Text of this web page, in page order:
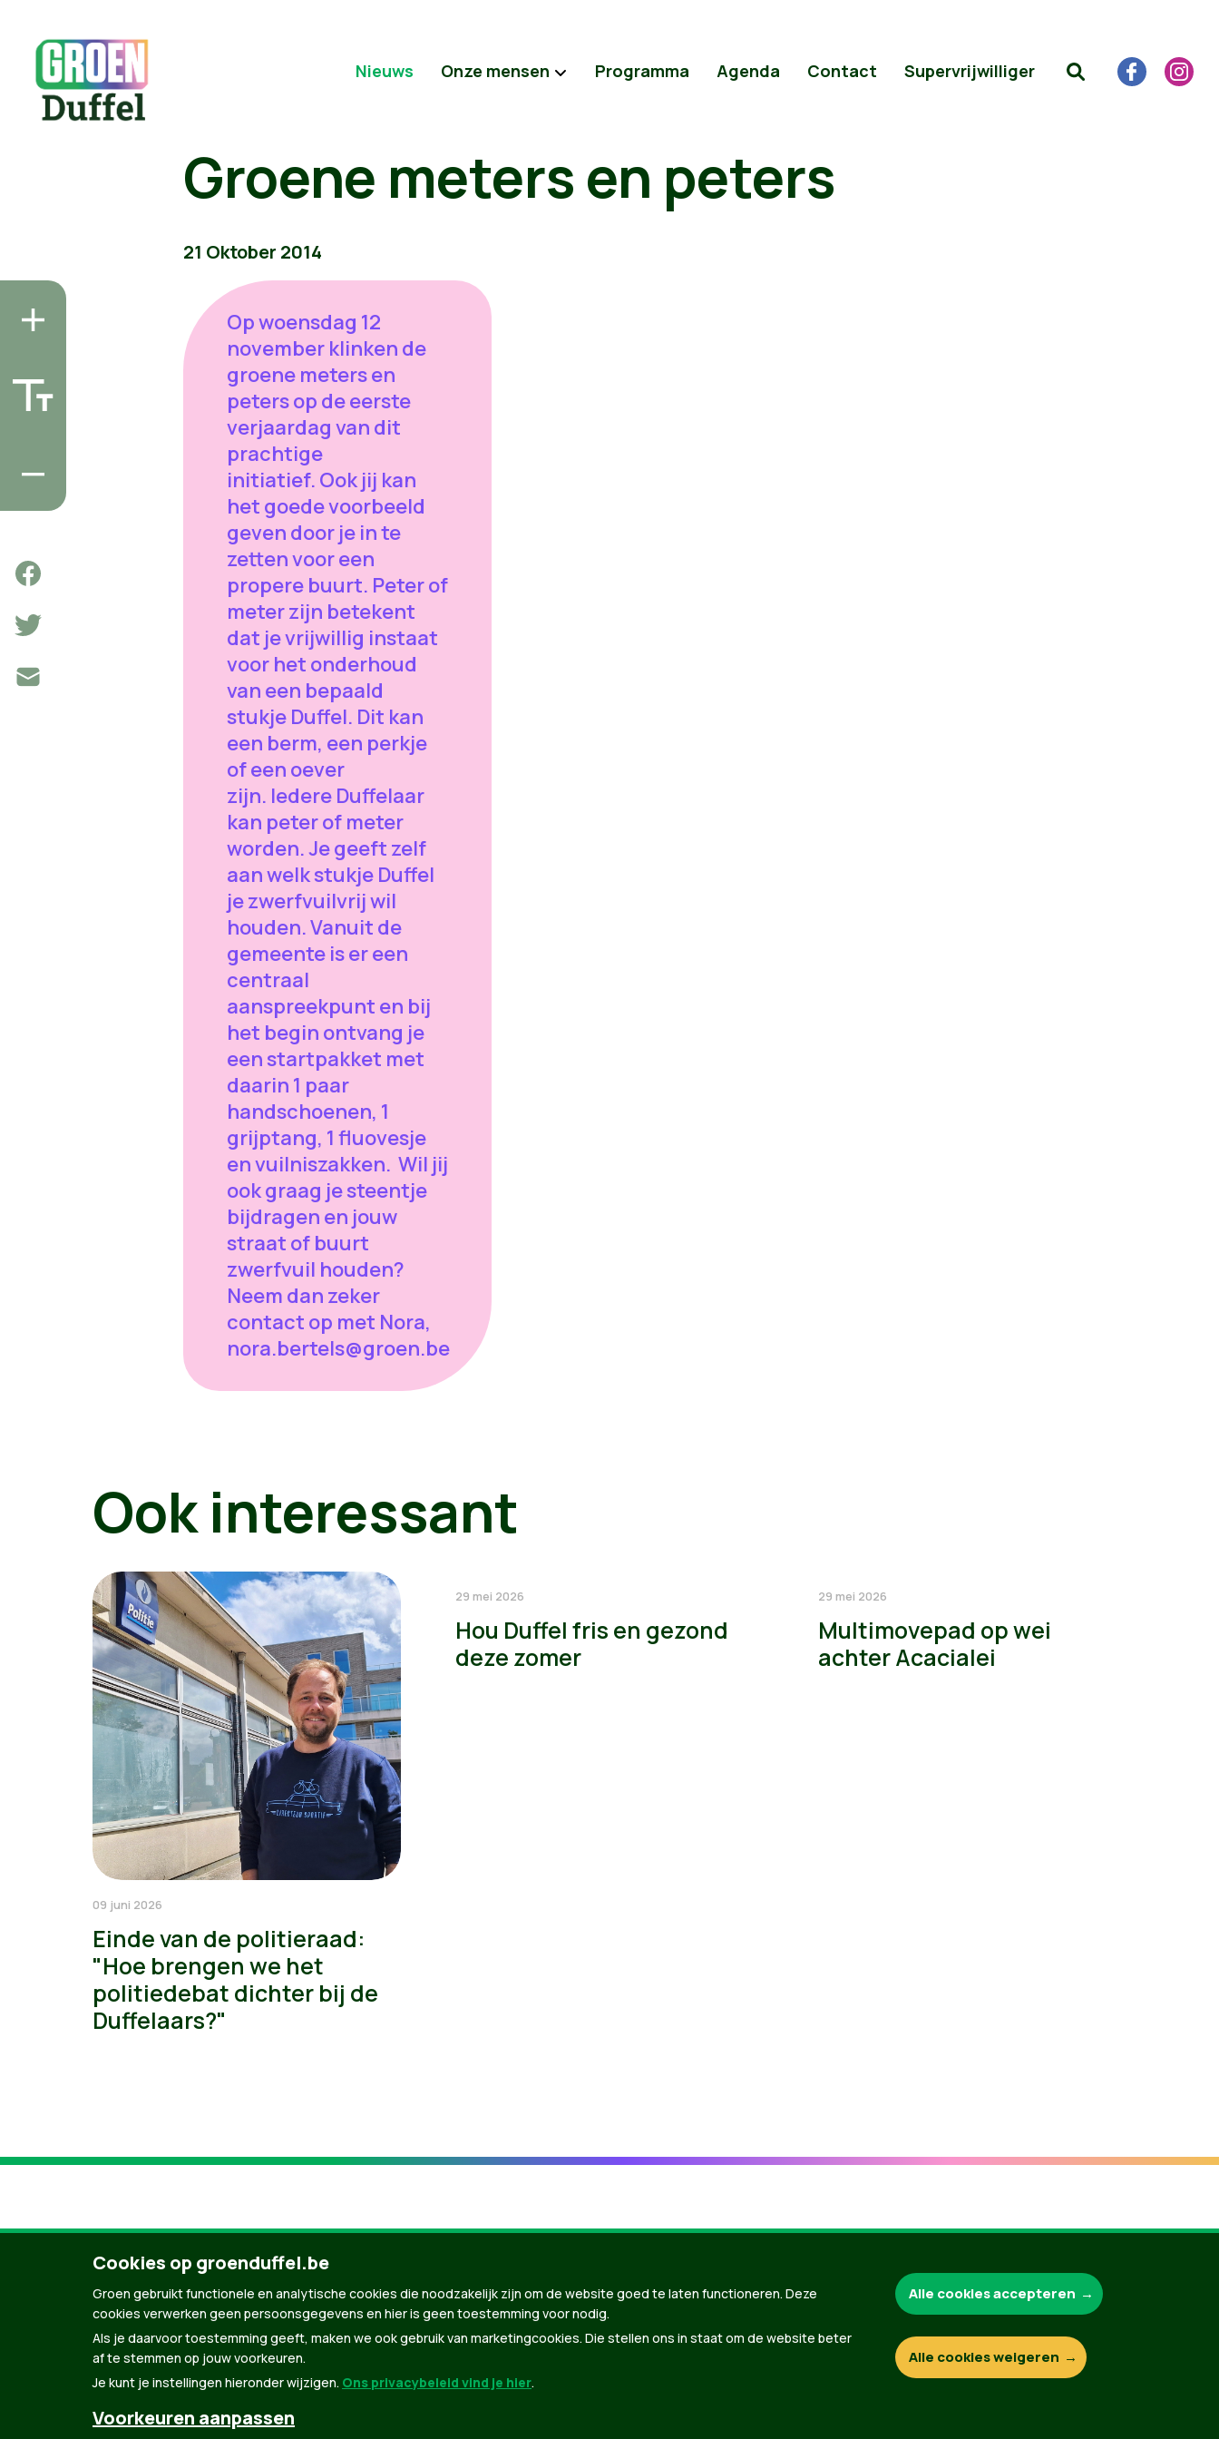
Nieuws Onze mensen Programma Agenda Contact Supervrijwilliger
Groene meters en peters
21 Oktober 2014
Op woensdag 12
november klinken de
groene meters en
peters op de eerste
verjaardag van dit
prachtige
initiatief. Ook jij kan
het goede voorbeeld
geven door je in te
zetten voor een
propere buurt. Peter of
meter zijn betekent
dat je vrijwillig instaat
voor het onderhoud
van een bepaald
stukje Duffel. Dit kan
een berm, een perkje
of een oever
zijn. Iedere Duffelaar
kan peter of meter
worden. Je geeft zelf
aan welk stukje Duffel
je zwerfvuilvrij wil
houden. Vanuit de
gemeente is er een
centraal
aanspreekpunt en bij
het begin ontvang je
een startpakket met
daarin 1 paar
handschoenen, 1
grijptang, 1 fluovesje
en vuilniszakken. Wil jij
ook graag je steentje
bijdragen en jouw
straat of buurt
zwerfvuil houden?
Neem dan zeker
contact op met Nora,
nora.bertels@groen.be
Ook interessant
09 juni 2026
Einde van de politieraad:
"Hoe brengen we het
politiedebat dichter bij de
Duffelaars?"
29 mei 2026
Hou Duffel fris en gezond
deze zomer
29 mei 2026
Multimovepad op wei
achter Acacialei
Groen.be
© Copyright Groen 2026 | Gemaakt metNationBuilder| Gebouwd door
Cookies op groenduffel.be
Groen gebruikt functionele en analytische cookies die noodzakelijk zijn om de website goed te laten functioneren. Deze
cookies verwerken geen persoonsgegevens en hier is geen toestemming voor nodig.
Als je daarvoor toestemming geeft, maken we ook gebruik van marketingcookies. Die stellen ons in staat om de website beter
af te stemmen op jouw voorkeuren.
Je kunt je instellingen hieronder wijzigen. Ons privacybeleid vind je hier.
Voorkeuren aanpassen
Alle cookies accepteren
Alle cookies weigeren